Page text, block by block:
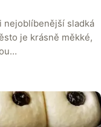
nejoblíbenější sladká
je krásně měkké,